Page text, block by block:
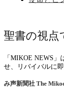
聖書の視点
「MIKOE NEWS
せ、リバイバルに
み声新聞社 The